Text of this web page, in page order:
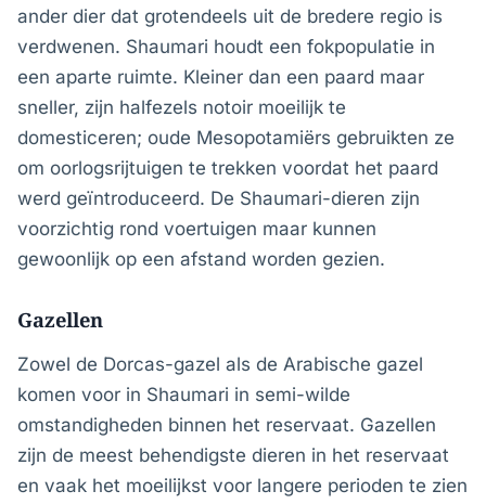
ander dier dat grotendeels uit de bredere regio is
verdwenen. Shaumari houdt een fokpopulatie in
een aparte ruimte. Kleiner dan een paard maar
sneller, zijn halfezels notoir moeilijk te
domesticeren; oude Mesopotamiërs gebruikten ze
om oorlogsrijtuigen te trekken voordat het paard
werd geïntroduceerd. De Shaumari-dieren zijn
voorzichtig rond voertuigen maar kunnen
gewoonlijk op een afstand worden gezien.
Gazellen
Zowel de Dorcas-gazel als de Arabische gazel
komen voor in Shaumari in semi-wilde
omstandigheden binnen het reservaat. Gazellen
zijn de meest behendigste dieren in het reservaat
en vaak het moeilijkst voor langere perioden te zien